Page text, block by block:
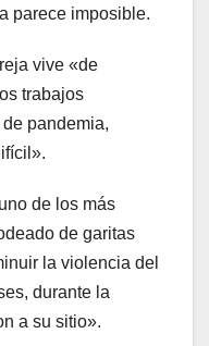
parece imposible.
vive «de
trabajos
pandemia,
de los más
de garitas
la violencia del
durante la
a su sitio».